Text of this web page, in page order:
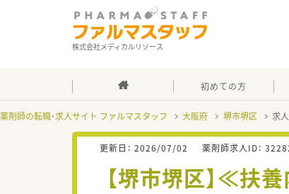
株式会社メディカルリソース
初めての方
薬剤師の転職・求人サイト ファルマスタッフ 大阪府 堺市堺区 求
更新日： 2026/07/02 薬剤師求人ID：
【堺市堺区】≪扶